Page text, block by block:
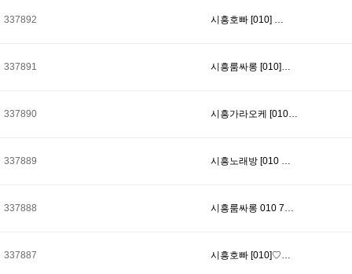
337892 시흥호빠 [010] …
337891 시흥룸싸롱 [010]…
337890 시흥가라오케 [010…
337889 시흥노래방 [010 …
337888 시흥룸싸롱 010 7…
337887 시흥호빠 [010]♡…